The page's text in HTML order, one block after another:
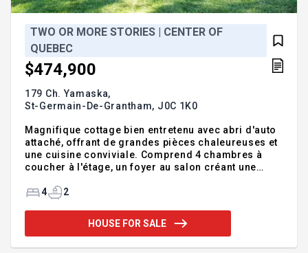
TWO OR MORE STORIES | CENTER OF
QUEBEC
$474,900
179 Ch. Yamaska,
St-Germain-De-Grantham, J0C 1K0
Magnifique cottage bien entretenu avec abri d'auto
attaché, offrant de grandes pièces chaleureuses et
une cuisine conviviale. Comprend 4 chambres à
coucher à l'étage, un foyer au salon créant une
extérieure au sous-sol, ajoutant une commodité
environnement paisible à la campagne, à seulement
5 minutes de la ville. Addendum:Les promesses
4 2
HOUSE FOR SALE